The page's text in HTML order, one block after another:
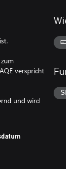
verspricht
und wird